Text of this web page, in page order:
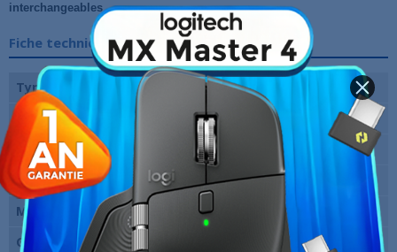
interchangeables.
Fiche technique
Type
7.1 Virtual Surround
Sans-fil
Couplage auriculaire
Circum-aural (englobe les oreilles)
Longueur du câble
1.6 m
Marque
Logitech
Garantie